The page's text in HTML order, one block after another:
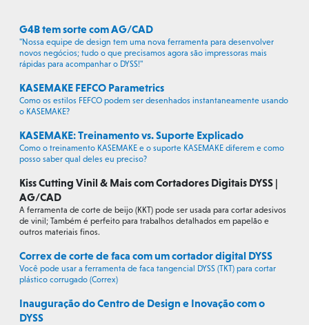
G4B tem sorte com AG/CAD
"Nossa equipe de design tem uma nova ferramenta para desenvolver
novos negócios; tudo o que precisamos agora são impressoras mais
rápidas para acompanhar o DYSS!"
KASEMAKE FEFCO Parametrics
Como os estilos FEFCO podem ser desenhados instantaneamente usando
o KASEMAKE?
KASEMAKE: Treinamento vs. Suporte Explicado
Como o treinamento KASEMAKE e o suporte KASEMAKE diferem e como
posso saber qual deles eu preciso?
Kiss Cutting Vinil & Mais com Cortadores Digitais DYSS |
AG/CAD
A ferramenta de corte de beijo (KKT) pode ser usada para cortar adesivos
de vinil; Também é perfeito para trabalhos detalhados em papelão e
outros materiais finos.
Correx de corte de faca com um cortador digital DYSS
Você pode usar a ferramenta de faca tangencial DYSS (TKT) para cortar
plástico corrugado (Correx)
Inauguração do Centro de Design e Inovação com o
DYSS